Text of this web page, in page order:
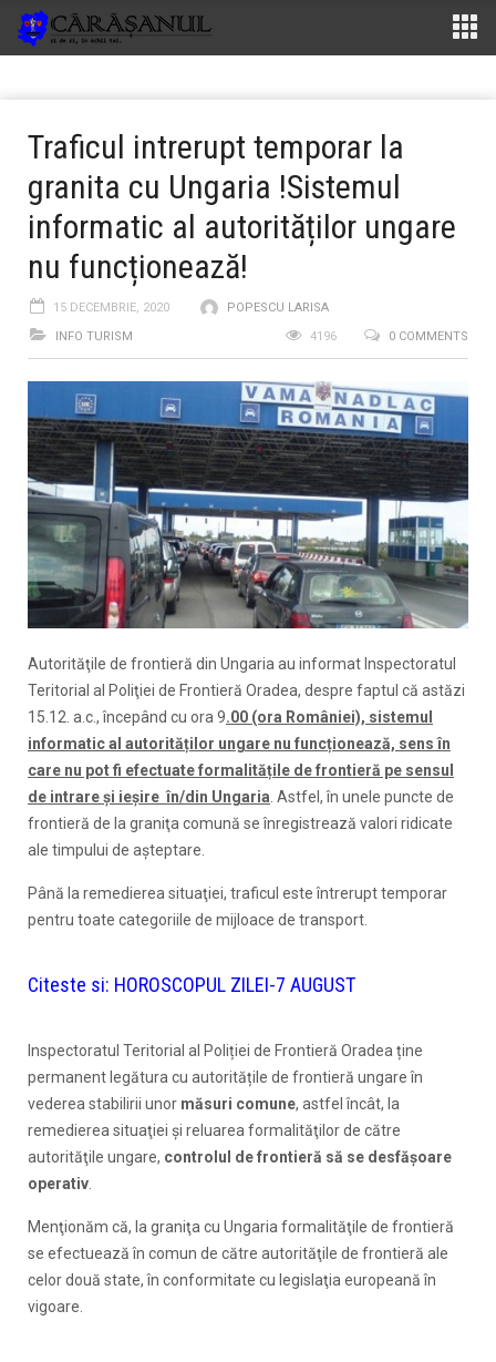
Traficul intrerupt temporar la
granita cu Ungaria !Sistemul
informatic al autorităților ungare
nu funcționează!
15 DECEMBRIE, 2020
POPESCU LARISA
INFO TURISM
0 COMMENTS
4196
Autorităţile de frontieră din Ungaria au informat Inspectoratul
Teritorial al Poliţiei de Frontieră Oradea, despre faptul că astăzi
15.12. a.c., începând cu ora 9.00 (ora României), sistemul
informatic al autorităților ungare nu funcționează, sens în
care nu pot fi efectuate formalitățile de frontieră pe sensul
de intrare şi ieşire în/din Ungaria . Astfel, în unele puncte de
frontieră de la graniţa comună se înregistrează valori ridicate
ale timpului de aşteptare.
Până la remedierea situaţiei, traficul este întrerupt temporar
pentru toate categoriile de mijloace de transport.
Citeste si: HOROSCOPUL ZILEI-7 AUGUST
Inspectoratul Teritorial al Poliției de Frontieră Oradea ține
permanent legătura cu autoritățile de frontieră ungare în
vederea stabilirii unor măsuri comune, astfel încât, la
remedierea situaţiei şi reluarea formalităţilor de către
autorităţile ungare, controlul de frontieră să se desfășoare
operativ
Menţionăm că, la graniţa cu Ungaria formalităţile de frontieră
se efectuează în comun de către autorităţile de frontieră ale
celor două state, în conformitate cu legislaţia europeană în
vigoare.